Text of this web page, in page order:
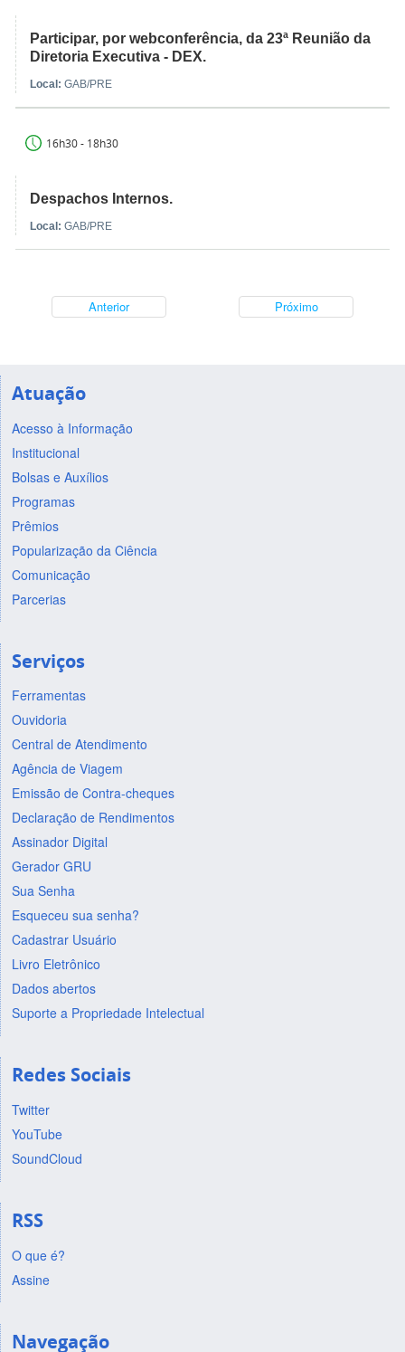
Participar, por webconferência, da 23ª Reunião da
Diretoria Executiva - DEX.
Local: GAB/PRE
16h30 - 18h30
Despachos Internos.
Local: GAB/PRE
Anterior Próximo
Atuação
Acesso à Informação
Institucional
Bolsas e Auxílios
Programas
Prêmios
Popularização da Ciência
Comunicação
Parcerias
Serviços
Ferramentas
Ouvidoria
Central de Atendimento
Agência de Viagem
Emissão de Contra-cheques
Declaração de Rendimentos
Assinador Digital
Gerador GRU
Sua Senha
Esqueceu sua senha?
Cadastrar Usuário
Livro Eletrônico
Dados abertos
Suporte a Propriedade Intelectual
Redes Sociais
Twitter
YouTube
SoundCloud
RSS
O que é?
Assine
Navegação